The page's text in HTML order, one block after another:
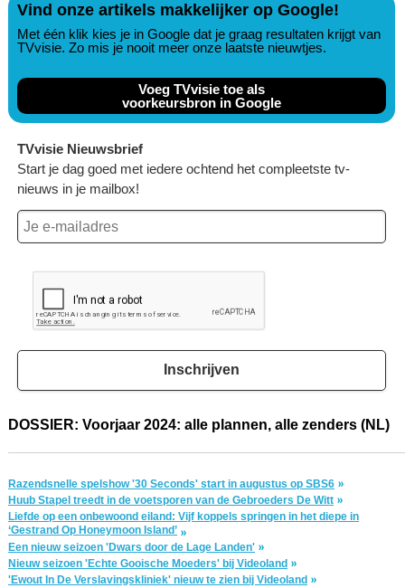
Vind onze artikels makkelijker op Google!
Met één klik kies je in Google dat je graag resultaten krijgt van
TVvisie. Zo mis je nooit meer onze laatste nieuwtjes.
Voeg TVvisie toe als
voorkeursbron in Google
TVvisie Nieuwsbrief
Start je dag goed met iedere ochtend het compleetste tv-
nieuws in je mailbox!
Inschrijven
DOSSIER: Voorjaar 2024: alle plannen, alle zenders (NL)
Razendsnelle spelshow '30 Seconds' start in augustus op SBS6
Huub Stapel treedt in de voetsporen van de Gebroeders De Witt
Liefde op een onbewoond eiland: Vijf koppels springen in het diepe in
‘Gestrand Op Honeymoon Island’
Een nieuw seizoen 'Dwars door de Lage Landen'
Nieuw seizoen 'Echte Gooische Moeders' bij Videoland
'Ewout In De Verslavingskliniek' nieuw te zien bij Videoland